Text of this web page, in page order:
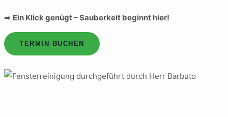
➡ Ein Klick genügt – Sauberkeit beginnt hier!
TERMIN BUCHEN